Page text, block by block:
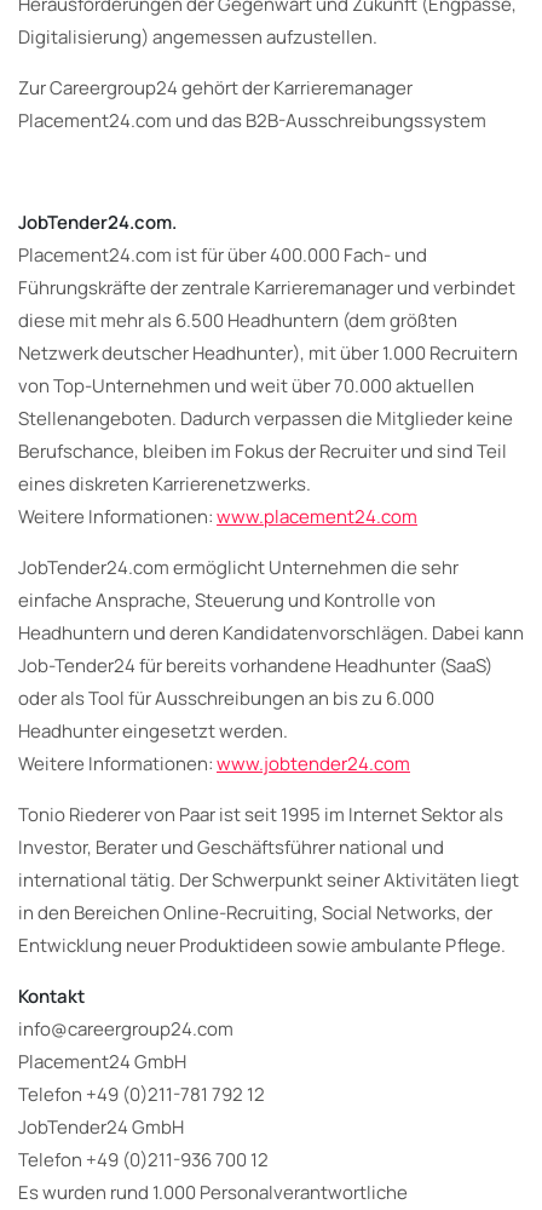
Digitalisierung) angemessen aufzustellen.
Zur Careergroup24 gehört der Karrieremanager
Placement24.com und das B2B-Ausschreibungssystem
JobTender24.com.
Placement24.com ist für über 400.000 Fach- und
Führungskräfte der zentrale Karrieremanager und verbindet
diese mit mehr als 6.500 Headhuntern (dem größten
Netzwerk deutscher Headhunter), mit über 1.000 Recruitern
von Top-Unternehmen und weit über 70.000 aktuellen
Stellenangeboten. Dadurch verpassen die Mitglieder keine
Berufschance, bleiben im Fokus der Recruiter und sind Teil
eines diskreten Karrierenetzwerks.
Weitere Informationen:www.placement24.com
JobTender24.com ermöglicht Unternehmen die sehr
einfache Ansprache, Steuerung und Kontrolle von
Headhuntern und deren Kandidatenvorschlägen. Dabei kann
Job-Tender24 für bereits vorhandene Headhunter (SaaS)
oder als Tool für Ausschreibungen an bis zu 6.000
Headhunter eingesetzt werden.
Weitere Informationen:www.jobtender24.com
Tonio Riederer von Paar ist seit 1995 im Internet Sektor als
Investor, Berater und Geschäftsführer national und
international tätig. Der Schwerpunkt seiner Aktivitäten liegt
in den Bereichen Online-Recruiting, Social Networks, der
Entwicklung neuer Produktideen sowie ambulante Pflege.
Kontakt
info@careergroup24.com
Placement24 GmbH
Telefon +49 (0)211-781 792 12
JobTender24 GmbH
Telefon +49 (0)211-936 700 12
Es wurden rund 1.000 Personalverantwortliche